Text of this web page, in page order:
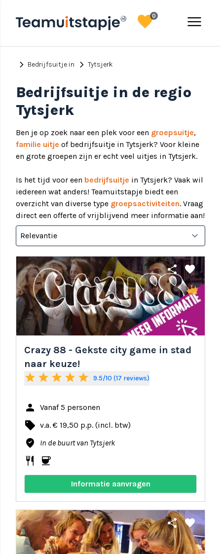
menu
favorite0
chevron_right Bedrijfsuitje in chevron_right Tytsjerk
Bedrijfsuitje in de regio
Tytsjerk
Ben je op zoek naar een plek voor een groepsuitje,
familie uitje of bedrijfsuitje in Tytsjerk? Voor kleine
en grote groepen zijn er echt veel uitjes in Tytsjerk.
Is het tijd voor een bedrijfsuitje in Tytsjerk? Vaak wil
iedereen wat anders! Teamuitstapje biedt een
overzicht van diverse type groepsactiviteiten. Vraag
direct een offerte of vrijblijvend meer informatie aan!
share favorite
Crazy 88 - Gekste city game in stad
naar keuze!
star star star star star 9.5/10 (17 reviews)
person Vanaf 5 personen
local_offer v.a. € 19,50 p.p. (incl. btw)
where_to_vote In de buurt van Tytsjerk
restaurant coffee
Informatie aanvragen
share favorite